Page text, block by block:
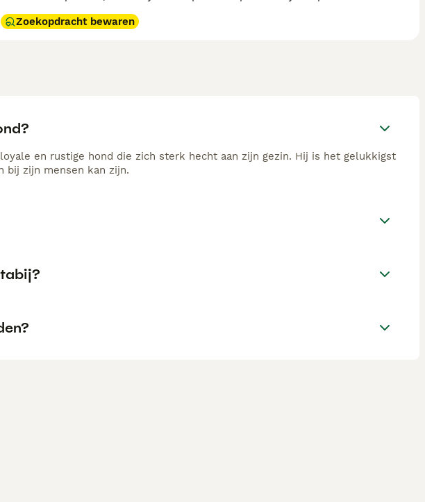
Zoekopdracht bewaren
en rustige hond die zich sterk hecht aan zijn gezin. Hij is het gelukkigst
bij zijn mensen kan zijn.